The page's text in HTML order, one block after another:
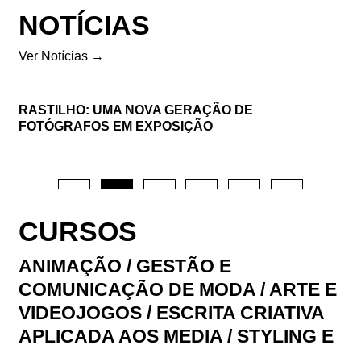
NOTÍCIAS
Ver Notícias →
RASTILHO: UMA NOVA GERAÇÃO DE
FOTÓGRAFOS EM EXPOSIÇÃO
CURSOS
ANIMAÇÃO/ GESTÃO E
COMUNICAÇÃO DE MODA/ARTE E
VIDEOJOGOS/ ESCRITA CRIATIVA
APLICADA AOS MEDIA/STYLING E